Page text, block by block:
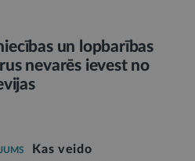
un lopbarības
nevarēs ievest no
Kas veido